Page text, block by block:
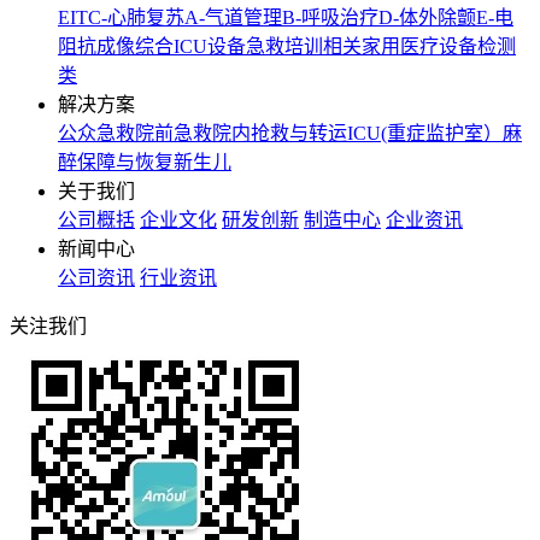
EITC-心肺复苏A-气道管理B-呼吸治疗D-体外除颤E-电
阻抗成像综合ICU设备急救培训相关家用医疗设备检测
类
解决方案
公众急救院前急救院内抢救与转运ICU(重症监护室） 麻
醉保障与恢复新生儿
关于我们
公司概括 企业文化 研发创新 制造中心 企业资讯
新闻中心
公司资讯 行业资讯
关注我们